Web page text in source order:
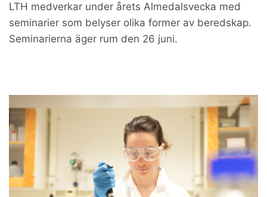
LTH medverkar under årets Almedalsvecka med
seminarier som belyser olika former av beredskap.
Seminarierna äger rum den 26 juni.